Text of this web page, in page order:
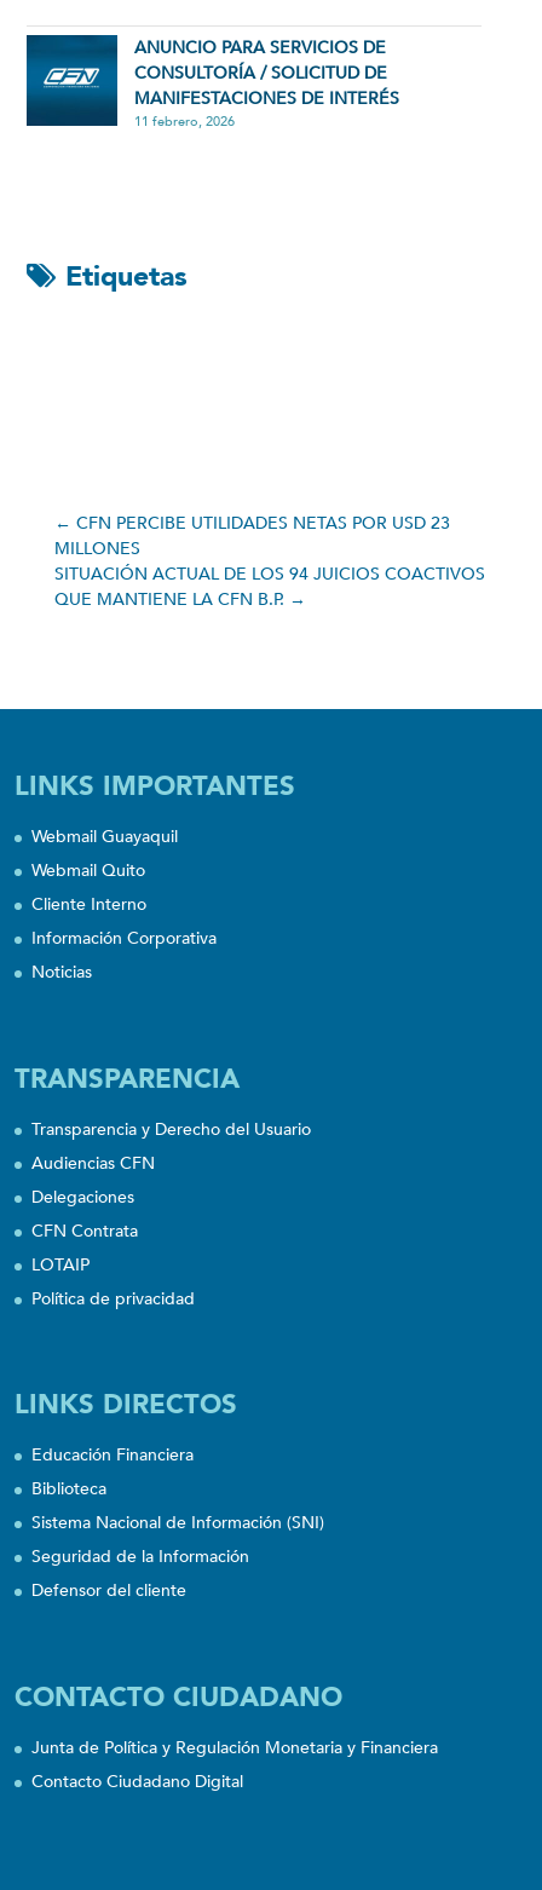
ANUNCIO PARA SERVICIOS DE
CONSULTORÍA / SOLICITUD DE
MANIFESTACIONES DE INTERÉS
11 febrero, 2026
Etiquetas
← CFN PERCIBE UTILIDADES NETAS POR USD 23
MILLONES
SITUACIÓN ACTUAL DE LOS 94 JUICIOS COACTIVOS
QUE MANTIENE LA CFN B.P. →
LINKS IMPORTANTES
Webmail Guayaquil
Webmail Quito
Cliente Interno
Información Corporativa
Noticias
TRANSPARENCIA
Transparencia y Derecho del Usuario
Audiencias CFN
Delegaciones
CFN Contrata
LOTAIP
Política de privacidad
LINKS DIRECTOS
Educación Financiera
Biblioteca
Sistema Nacional de Información (SNI)
Seguridad de la Información
Defensor del cliente
CONTACTO CIUDADANO
Junta de Política y Regulación Monetaria y Financiera
Contacto Ciudadano Digital